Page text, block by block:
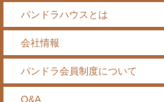
パンドラハウスとは
会社情報
パンドラ会員制度について
Q&A